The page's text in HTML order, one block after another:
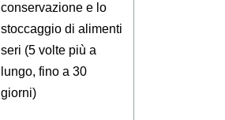
conservazione e lo
stoccaggio di alimenti
seri (5 volte più a
lungo, fino a 30
giorni)